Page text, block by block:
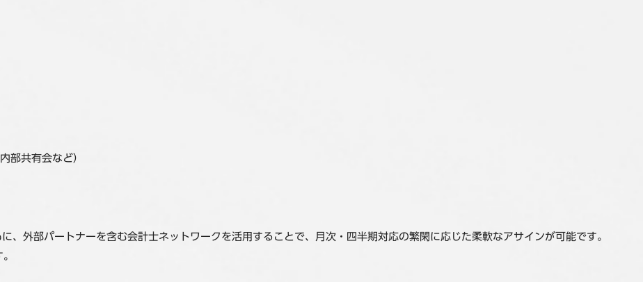
部共有会など）
、外部パートナーを含む会計士ネットワークを活用することで、月次・四半期対応の繁閑に応じた柔軟なアサインが可能です。